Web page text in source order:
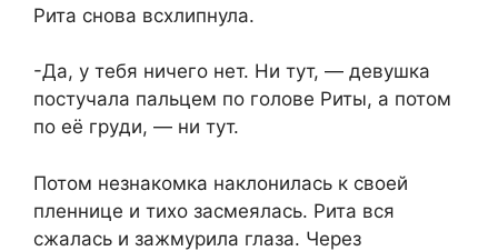
Рита снова всхлипнула.
-Да, у тебя ничего нет. Ни тут, — девушка
постучала пальцем по голове Риты, а потом
по её грyди, — ни тут.
Потом незнакомка наклонилась к своей
пленнице и тихо засмеялась. Рита вся
сжалась и зажмурила глаза. Через